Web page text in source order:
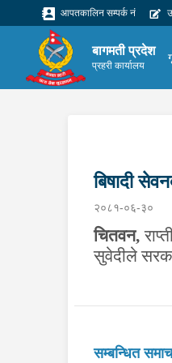
आपतकालिन सम्पर्क नं
बागमती प्रदेश
प्रहरी कार्यालय
बिषादी
२०८१-०६-३०
चितवन,
सुवेदीले
सम्बन्धित